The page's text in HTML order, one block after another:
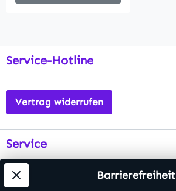
Service-Hotline
Vertrag widerrufen
Service
Info Barrierefreiheit